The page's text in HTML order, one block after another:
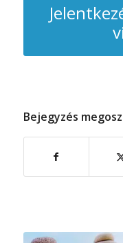
Bejegyzés